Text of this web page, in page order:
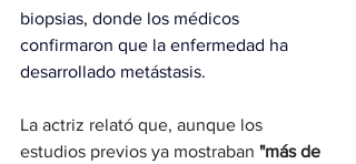
biopsias, donde los médicos
confirmaron que la enfermedad ha
desarrollado metástasis.
La actriz relató que, aunque los
estudios previos ya mostraban "más de